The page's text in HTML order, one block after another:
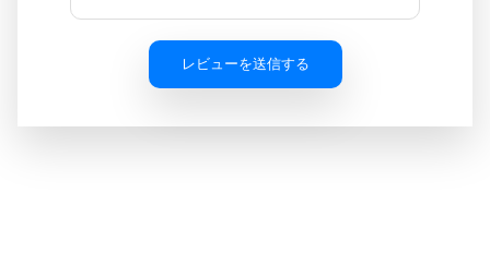
レビューを送信する